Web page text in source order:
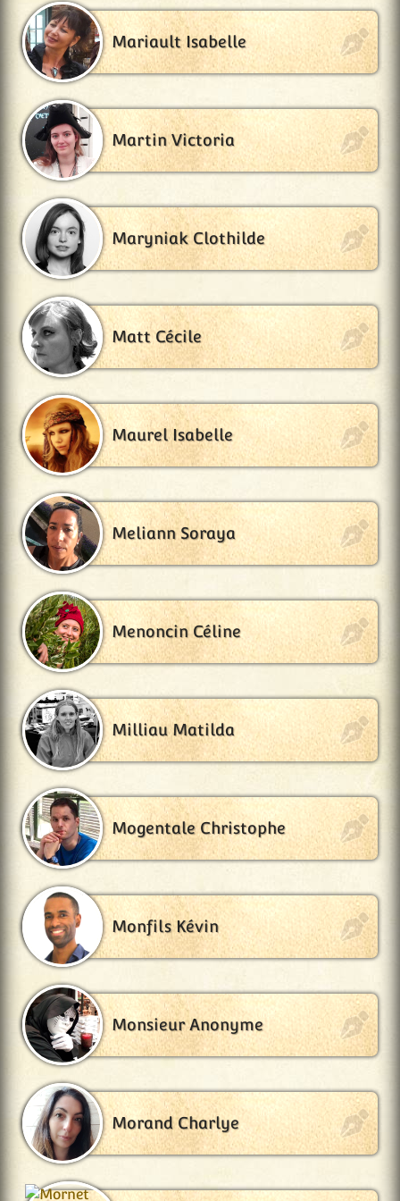
Mariault Isabelle
Martin Victoria
Maryniak Clothilde
Matt Cécile
Maurel Isabelle
Meliann Soraya
Menoncin Céline
Milliau Matilda
Mogentale Christophe
Monfils Kévin
Monsieur Anonyme
Morand Charlye